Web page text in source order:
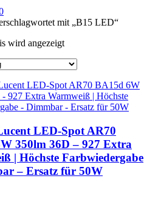
mit „B15 LED“
wird angezeigt
LED-Spot AR70
350lm 36D – 927 Extra
| Höchste Farbwiedergabe
– Ersatz für 50W